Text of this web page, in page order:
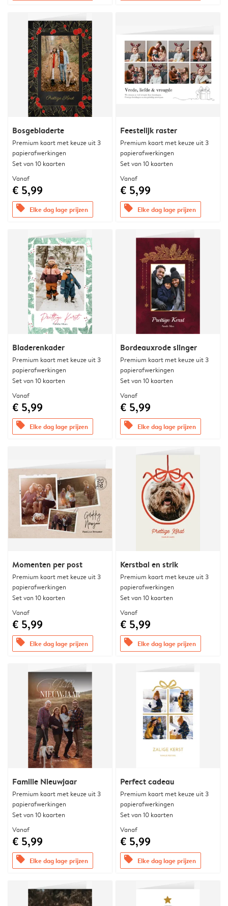
Bosgebladerte
Premium kaart met keuze uit 3
papierafwerkingen
Set van 10 kaarten
Vanaf
€ 5,99
offers Elke dag lage prijzen
Feestelijk raster
Premium kaart met keuze uit 3
papierafwerkingen
Set van 10 kaarten
Vanaf
€ 5,99
offers Elke dag lage prijzen
Bladerenkader
Premium kaart met keuze uit 3
papierafwerkingen
Set van 10 kaarten
Vanaf
€ 5,99
offers Elke dag lage prijzen
Bordeauxrode slinger
Premium kaart met keuze uit 3
papierafwerkingen
Set van 10 kaarten
Vanaf
€ 5,99
offers Elke dag lage prijzen
Momenten per post
Premium kaart met keuze uit 3
papierafwerkingen
Set van 10 kaarten
Vanaf
€ 5,99
offers Elke dag lage prijzen
Kerstbal en strik
Premium kaart met keuze uit 3
papierafwerkingen
Set van 10 kaarten
Vanaf
€ 5,99
offers Elke dag lage prijzen
Familie Nieuwjaar
Premium kaart met keuze uit 3
papierafwerkingen
Set van 10 kaarten
Vanaf
€ 5,99
offers Elke dag lage prijzen
Perfect cadeau
Premium kaart met keuze uit 3
papierafwerkingen
Set van 10 kaarten
Vanaf
€ 5,99
offers Elke dag lage prijzen